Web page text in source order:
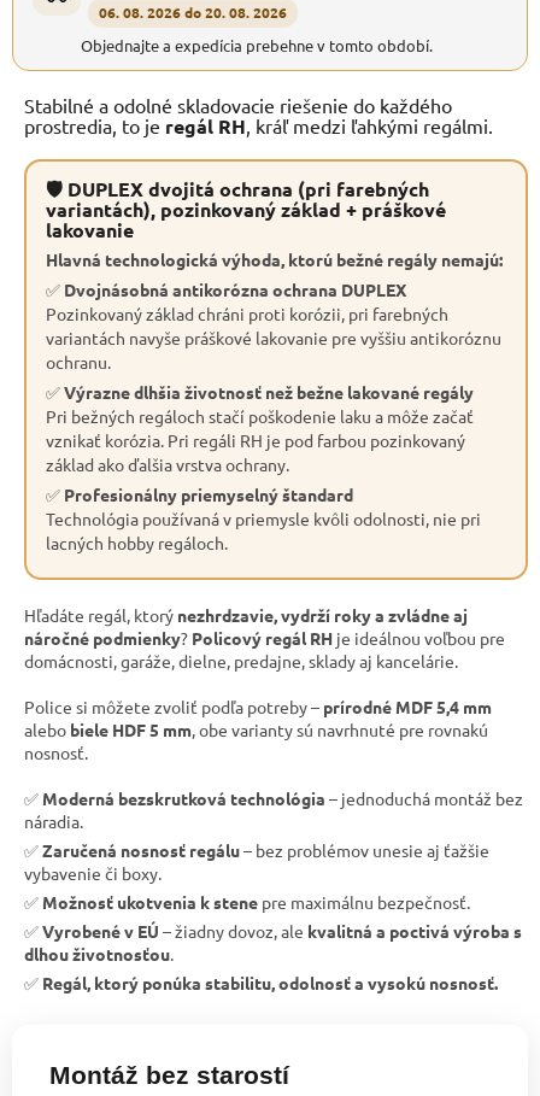
06. 08. 2026 do 20. 08. 2026
Objednajte a expedícia prebehne v tomto období.
Stabilné a odolné skladovacie riešenie do každého
prostredia, to je regál RH , kráľ medzi ľahkými regálmi.
🛡 DUPLEX dvojitá ochrana (pri farebných
variantách), pozinkovaný základ + práškové
lakovanie
Hlavná technologická výhoda, ktorú bežné regály nemajú:
✅ Dvojnásobná antikorózna ochrana DUPLEX
Pozinkovaný základ chráni proti korózii, pri farebných
variantách navyše práškové lakovanie pre vyššiu antikoróznu
ochranu.
✅Výrazne dlhšia životnosť než bežne lakované regály
Pri bežných regáloch stačí poškodenie laku a môže začať
vznikať korózia. Pri regáli RH je pod farbou pozinkovaný
základ ako ďalšia vrstva ochrany.
✅ Profesionálny priemyselný štandard
Technológia používaná v priemysle kvôli odolnosti, nie pri
lacných hobby regáloch.
Hľadáte regál, ktorý nezhrdzavie, vydrží roky a zvládne aj
náročné podmienky? Policový regál RH je ideálnou voľbou pre
domácnosti, garáže, dielne, predajne, sklady aj kancelárie.
Police si môžete zvoliť podľa potreby – prírodné MDF 5,4 mm
alebo biele HDF 5 mm , obe varianty sú navrhnuté pre rovnakú
nosnosť.
✅ Moderná bezskrutková technológia – jednoduchá montáž bez
náradia.
✅Zaručená nosnosť regálu– bez problémov unesie aj ťažšie
vybavenie či boxy.
✅ Možnosť ukotvenia k stene pre maximálnu bezpečnosť.
✅Vyrobené v EÚ – žiadny dovoz, ale kvalitná a poctivá výroba s
dlhou životnosťou
✅ Regál, ktorý ponúka stabilitu, odolnosť a vysokú nosnosť.
Montáž bez starostí